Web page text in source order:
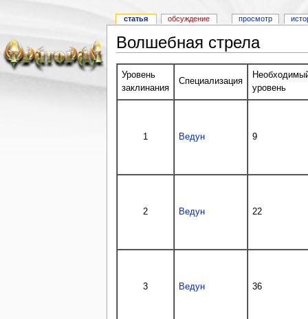
Волшебная стрела
Уровень
заклинания
Специализация
уровень
1 Ведун 9
2 Ведун 22
3 Ведун 36
статья обсуждение просмотр